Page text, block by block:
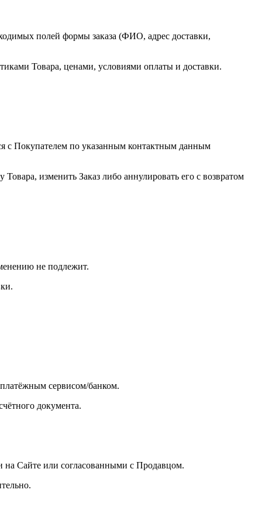
полей формы заказа (ФИО, адрес доставки,
Товара, ценами, условиями оплаты и доставки.
с Покупателем по указанным контактным данным
изменить Заказ либо аннулировать его с возвратом
не подлежит.
сервисом/банком.
документа.
на Сайте или согласованными с Продавцом.